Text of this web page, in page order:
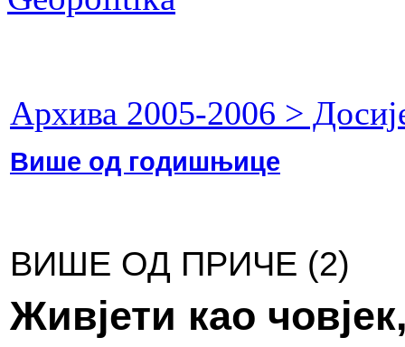
Архива 2005-2006 >
Више од годишњице
ВИШЕ ОД ПРИЧЕ (2)
Жи­вје­ти као